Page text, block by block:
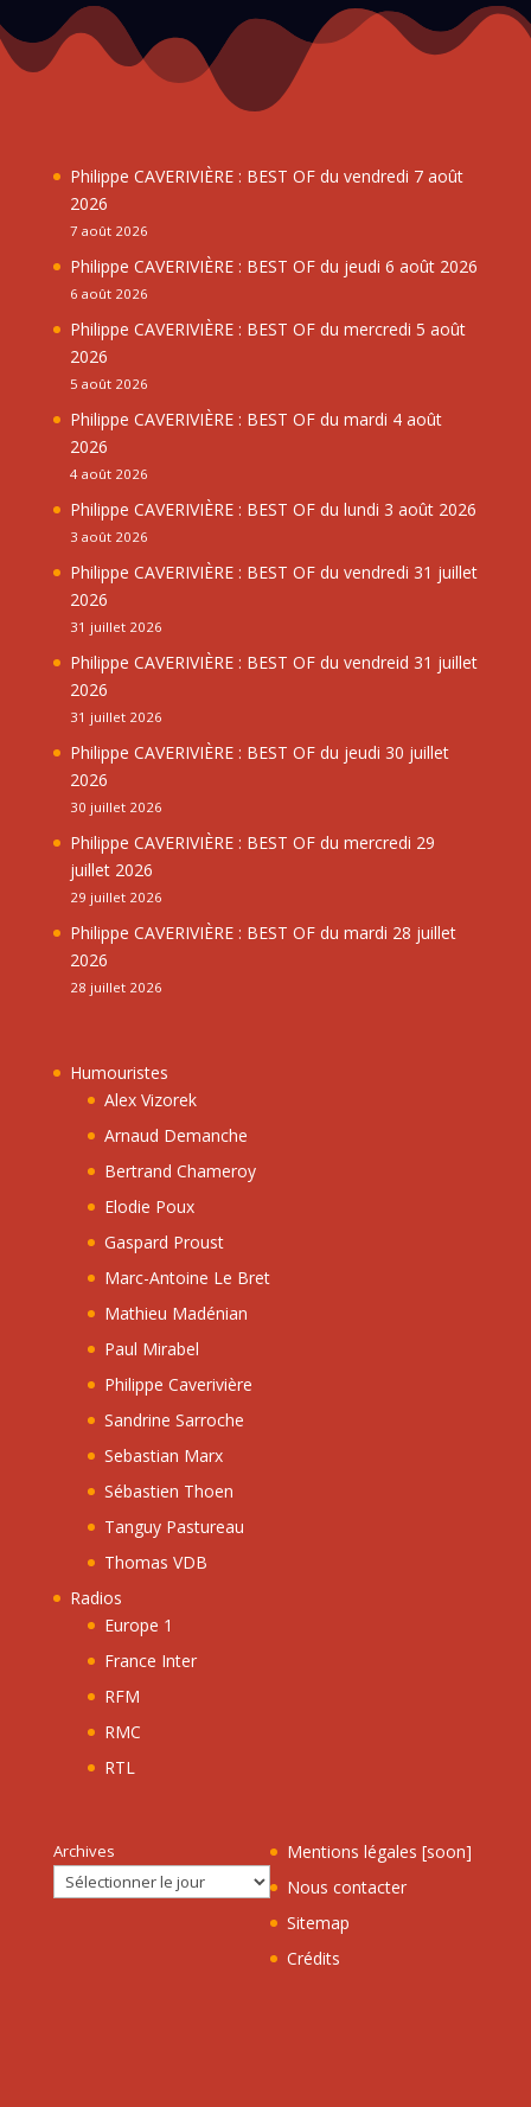
Philippe CAVERIVIÈRE : BEST OF du vendredi 7 août
2026
7 août 2026
Philippe CAVERIVIÈRE : BEST OF du jeudi 6 août 2026
6 août 2026
Philippe CAVERIVIÈRE : BEST OF du mercredi 5 août
2026
5 août 2026
Philippe CAVERIVIÈRE : BEST OF du mardi 4 août
2026
4 août 2026
Philippe CAVERIVIÈRE : BEST OF du lundi 3 août 2026
3 août 2026
Philippe CAVERIVIÈRE : BEST OF du vendredi 31 juillet
2026
31 juillet 2026
Philippe CAVERIVIÈRE : BEST OF du vendreid 31 juillet
2026
31 juillet 2026
Philippe CAVERIVIÈRE : BEST OF du jeudi 30 juillet
2026
30 juillet 2026
Philippe CAVERIVIÈRE : BEST OF du mercredi 29
juillet 2026
29 juillet 2026
Philippe CAVERIVIÈRE : BEST OF du mardi 28 juillet
2026
28 juillet 2026
Humouristes
Alex Vizorek
Arnaud Demanche
Bertrand Chameroy
Elodie Poux
Gaspard Proust
Marc-Antoine Le Bret
Mathieu Madénian
Paul Mirabel
Philippe Caverivière
Sandrine Sarroche
Sebastian Marx
Sébastien Thoen
Tanguy Pastureau
Thomas VDB
Radios
Europe 1
France Inter
RFM
RMC
RTL
Archives
Mentions légales [soon]
Nous contacter
Sitemap
Crédits